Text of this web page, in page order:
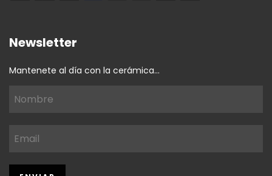
Newsletter
Mantenete al día con la cerámica...